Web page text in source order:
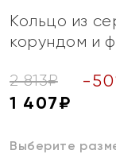
Кольцо из
корундом и
2 813₽ -50
1 407₽
Выберите